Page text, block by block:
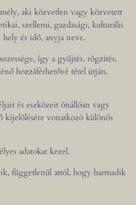
aki közvetlen vagy közvetett
szellemi, gazdasági, kulturális
és idő, anyja neve.
így a gyűjtés, rögzítés,
hozzáférhetővé tétel útján,
és eszközeit önállóan vagy
kijelölésére vonatkozó különös
adatokat kezel.
függetlenül attól, hogy harmadik